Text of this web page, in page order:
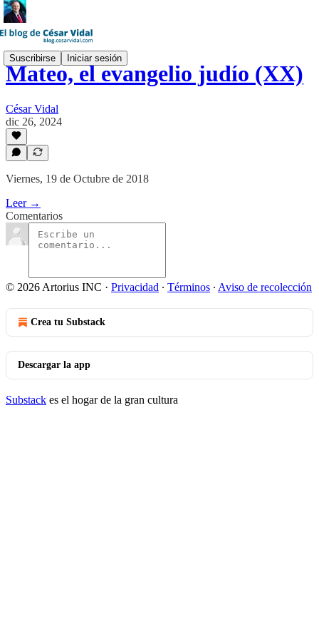
Suscribirse Iniciar sesión
Mateo, el evangelio judío (XX)
César Vidal
dic 26, 2024
Viernes, 19 de Octubre de 2018
Leer →
Comentarios
© 2026 Artorius INC · Privacidad ∙ Términos ∙ Aviso de recolección
Crea tu Substack
Descargar la app
Substack es el hogar de la gran cultura